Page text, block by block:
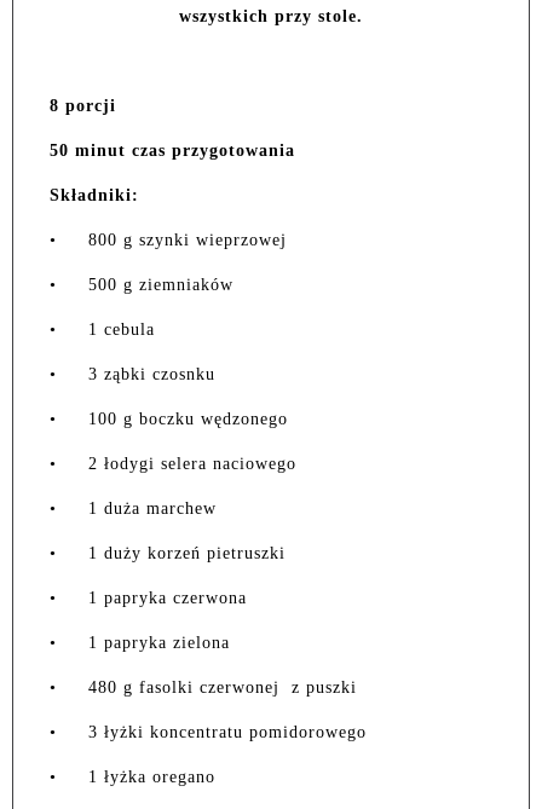
wszystkich przy stole.
8 porcji
50 minut czas przygotowania
Składniki:
• 800 g szynki wieprzowej
• 500 g ziemniaków
• 1 cebula
• 3 ząbki czosnku
• 100 g boczku wędzonego
• 2 łodygi selera naciowego
• 1 duża marchew
• 1 duży korzeń pietruszki
• 1 papryka czerwona
• 1 papryka zielona
• 480 g fasolki czerwonej z puszki
• 3 łyżki koncentratu pomidorowego
• 1 łyżka oregano